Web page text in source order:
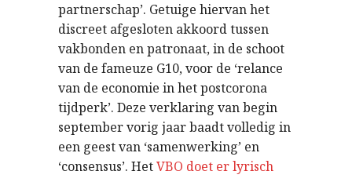
partnerschap’. Getuige hiervan het
discreet afgesloten akkoord tussen
vakbonden en patronaat, in de schoot
van de fameuze G10, voor de ‘relance
van de economie in het postcorona
tijdperk’. Deze verklaring van begin
september vorig jaar baadt volledig in
een geest van ‘samenwerking’ en
‘consensus’. HetVBO doet er lyrisch